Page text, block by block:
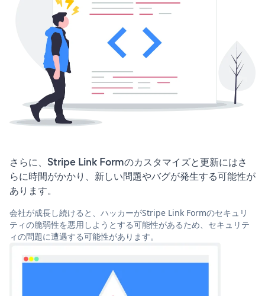
さらに、Stripe Link Formのカスタマイズと更新にはさ
らに時間がかかり、新しい問題やバグが発生する可能性が
あります。
会社が成長し続けると、ハッカーがStripe Link Formのセキュリ
ティの脆弱性を悪用しようとする可能性があるため、セキュリテ
ィの問題に遭遇する可能性があります。